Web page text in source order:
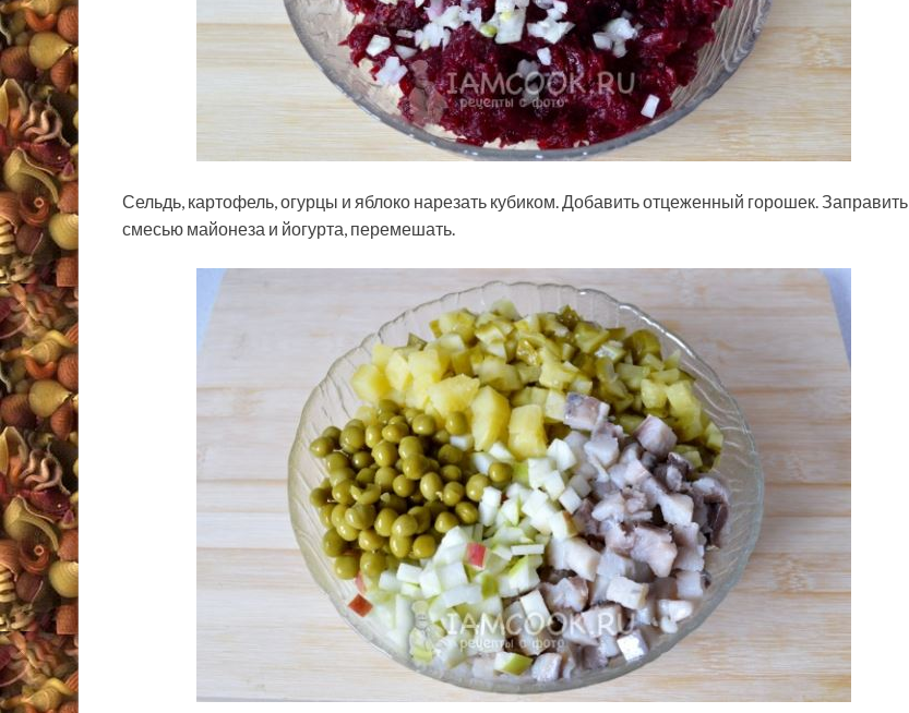
Сельдь, картофель, огурцы и яблоко нарезать кубиком. Добавить отцеженный горошек. Заправить
смесью майонеза и йогурта, перемешать.